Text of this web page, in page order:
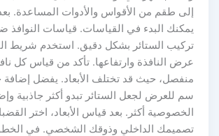
إلى طقم من الأقواس والأدوات المساعدة.
يمكنك البدء في القياسات. قياسات النوافذ
تركيب الستائر بشكل دقيق. استخدم شريط
عرض النافذة وارتفاعها. تأكد من قياس كل
سم للعرض لجعل الستائر تبدو أكثر جاذبية
الخصوصية أكثر. بعد قياس الأبعاد، اختر
تصميمك الداخلي وذوقك الشخصي. في الخطوة